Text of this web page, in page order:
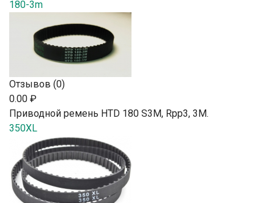
180-3m
Отзывов (0)
0.00 ₽
Приводной ремень HTD 180 S3M, Rpp3, 3М.
350XL